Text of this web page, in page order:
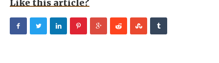
Like this article?